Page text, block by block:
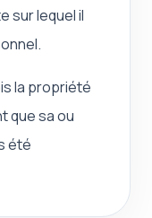
sur lequel il
la propriété
que sa ou
été